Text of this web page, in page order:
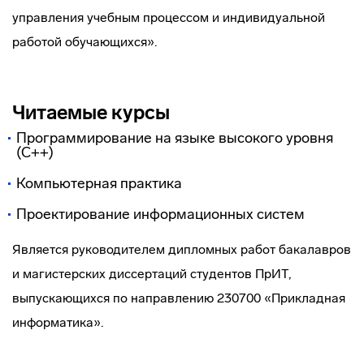
управления учебным процессом и индивидуальной
работой обучающихся».
Читаемые курсы
Программирование на языке высокого уровня
(С++)
Компьютерная практика
Проектирование информационных систем
Является руководителем дипломных работ бакалавров
и магистерских диссертаций студентов ПрИТ,
выпускающихся по направлению 230700 «Прикладная
информатика».